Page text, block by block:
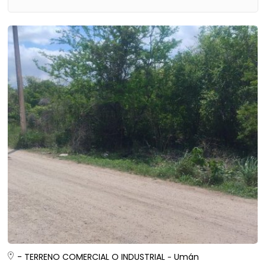
- TERRENO COMERCIAL O INDUSTRIAL Umán